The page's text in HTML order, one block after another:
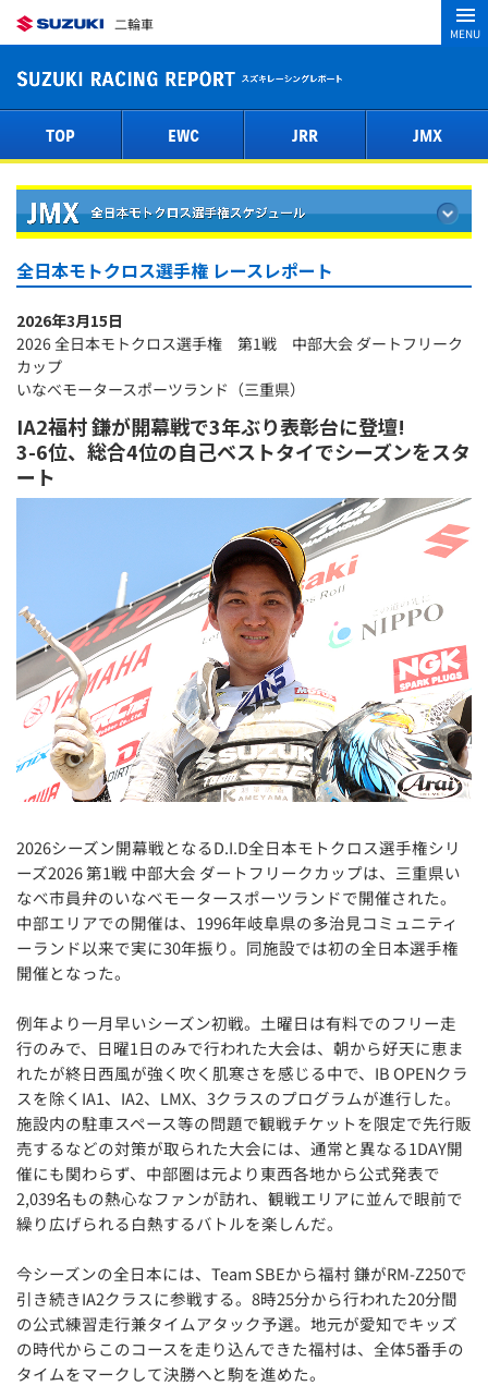
二輪車
MENU
TOP EWC JRR JMX
全日本モトクロス選手権 レースレポート
2026年3月15日
2026 全日本モトクロス選手権 第1戦 中部大会 ダートフリーク
カップ
いなべモータースポーツランド（三重県）
IA2福村 鎌が開幕戦で3年ぶり表彰台に登壇!
3-6位、総合4位の自己ベストタイでシーズンをスタ
ート
2026シーズン開幕戦となるD.I.D全日本モトクロス選手権シリ
ーズ2026 第1戦 中部大会 ダートフリークカップは、三重県い
なべ市員弁のいなべモータースポーツランドで開催された。
中部エリアでの開催は、1996年岐阜県の多治見コミュニティ
ーランド以来で実に30年振り。同施設では初の全日本選手権
開催となった。
例年より一月早いシーズン初戦。土曜日は有料でのフリー走
行のみで、日曜1日のみで行われた大会は、朝から好天に恵ま
れたが終日西風が強く吹く肌寒さを感じる中で、IB OPENクラ
スを除くIA1、IA2、LMX、3クラスのプログラムが進行した。
施設内の駐車スペース等の問題で観戦チケットを限定で先行販
売するなどの対策が取られた大会には、通常と異なる1DAY開
催にも関わらず、中部圏は元より東西各地から公式発表で
2,039名もの熱心なファンが訪れ、観戦エリアに並んで眼前で
繰り広げられる白熱するバトルを楽しんだ。
今シーズンの全日本には、Team SBEから福村 鎌がRM-Z250で
引き続きIA2クラスに参戦する。8時25分から行われた20分間
の公式練習走行兼タイムアタック予選。地元が愛知でキッズ
の時代からこのコースを走り込んできた福村は、全体5番手の
タイムをマークして決勝へと駒を進めた。